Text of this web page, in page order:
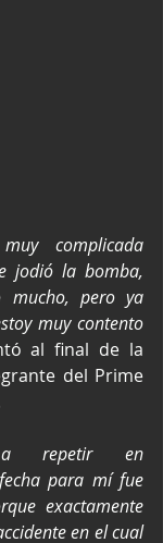
complicada
jodió la bomba,
mucho, pero ya
muy contento
al final de la
del Prime
a repetir en
para mí fue
exactamente
en el cual